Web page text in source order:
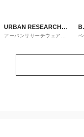
URBAN RESEARCH
ware house
アーバンリサーチウェアハ
ベ